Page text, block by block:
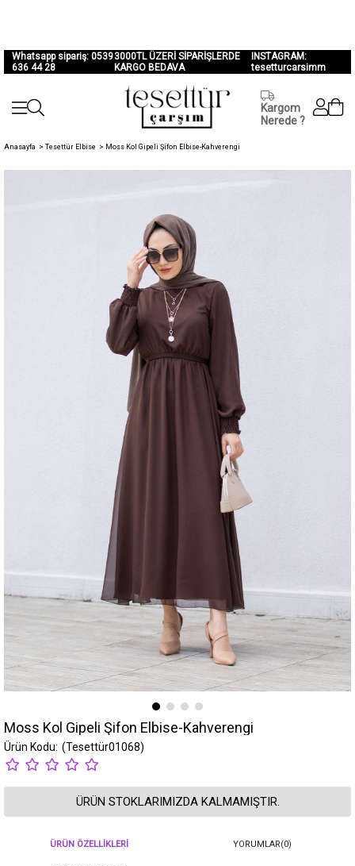
Whatsapp sipariş: 0539
636 44 28
3000TL ÜZERİ SİPARİŞLERDE
KARGO BEDAVA
INSTAGRAM:
tesetturcarsimm
Kargom
Nerede ?
Anasayfa > Tesettür Elbise > Moss Kol Gipeli Şifon Elbise-Kahverengi
Moss Kol Gipeli Şifon Elbise-Kahverengi
(Tesettür01068)
ÜRÜN STOKLARIMIZDA KALMAMIŞTIR.
ÜRÜN ÖZELLIKLERI YORUMLAR(0)